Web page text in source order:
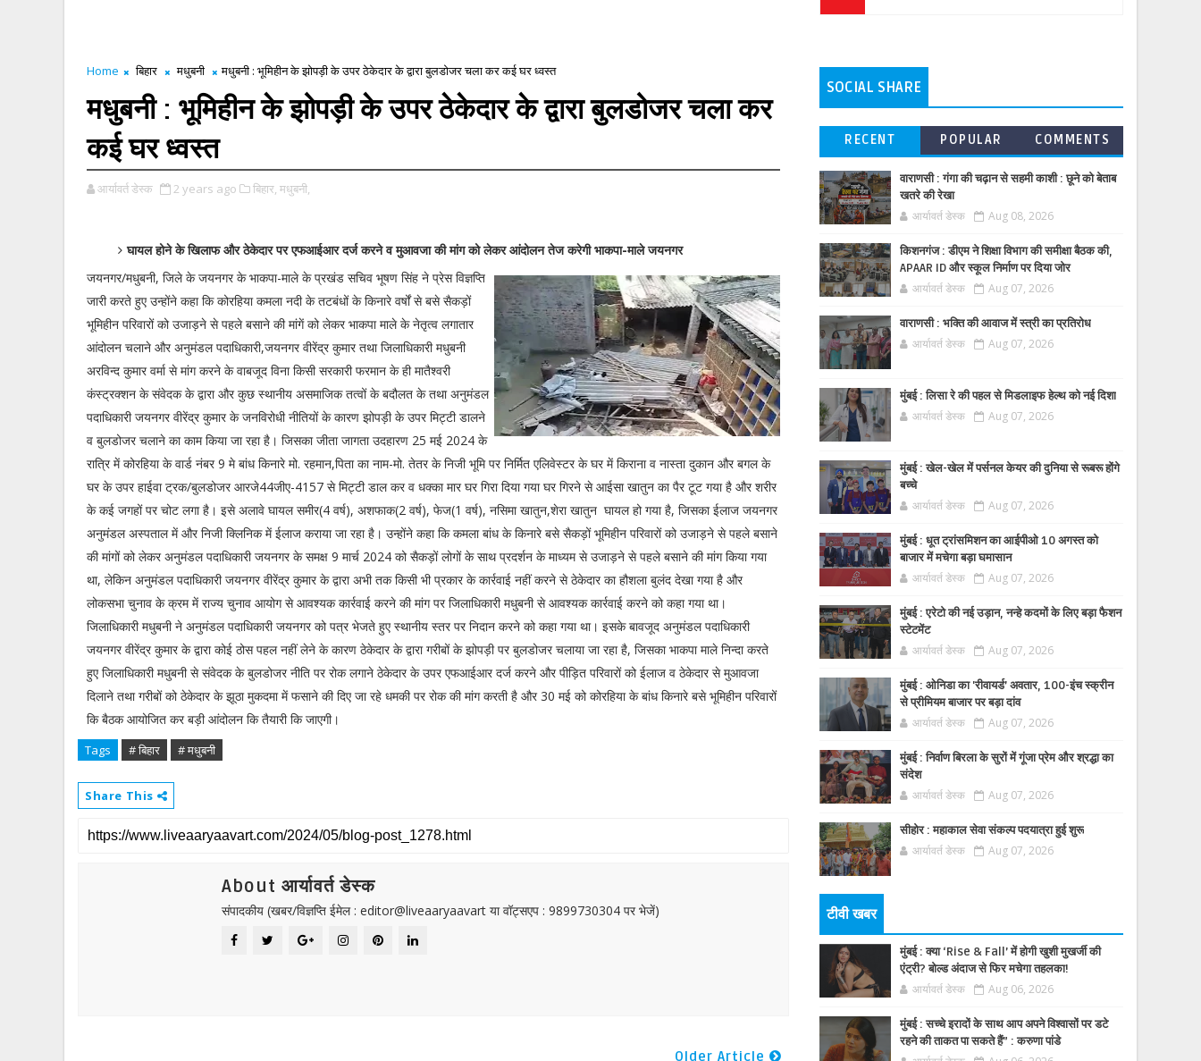
Home बिहार मधुबनी मधुबनी : भूमिहीन के झोपड़ी के उपर ठेकेदार के द्वारा बुलडोजर चला कर कई घर ध्वस्त
मधुबनी : भूमिहीन के झोपड़ी के उपर ठेकेदार के द्वारा बुलडोजर चला कर
कई घर ध्वस्त
आर्यावर्त डेस्क 2 years ago बिहार, मधुबनी,
घायल होने के खिलाफ और ठेकेदार पर एफआईआर दर्ज करने व मुआवजा की मांग को लेकर आंदोलन तेज करेगी भाकपा-माले जयनगर
जयनगर/मधुबनी, जिले के जयनगर के भाकपा-माले के प्रखंड सचिव भूषण सिंह ने प्रेस विज्ञप्ति
जारी करते हुए उन्होंने कहा कि कोरहिया कमला नदी के तटबंधों के किनारे वर्षों से बसे सैकड़ों
भूमिहीन परिवारों को उजाड़ने से पहले बसाने की मांगें को लेकर भाकपा माले के नेतृत्व लगातार
आंदोलन चलाने और अनुमंडल पदाधिकारी,जयनगर वीरेंद्र कुमार तथा जिलाधिकारी मधुबनी
अरविन्द कुमार वर्मा से मांग करने के वाबजूद विना किसी सरकारी फरमान के ही मातैश्वरी
कंस्ट्रक्शन के संवेदक के द्वारा और कुछ स्थानीय असमाजिक तत्वों के बदौलत के तथा अनुमंडल
पदाधिकारी जयनगर वीरेंद्र कुमार के जनविरोधी नीतियों के कारण झोपड़ी के उपर मिट्टी डालने
व बुलडोजर चलाने का काम किया जा रहा है। जिसका जीता जागता उदहारण 25 मई 2024 के
रात्रि में कोरहिया के वार्ड नंबर 9 मे बांध किनारे मो. रहमान,पिता का नाम-मो. तेतर के निजी भूमि पर निर्मित एलिवेस्टर के घर में किराना व नास्ता दुकान और बगल के
घर के उपर हाईवा ट्रक/बुलडोजर आरजे44जीए-4157 से मिट्टी डाल कर व धक्का मार घर गिरा दिया गया घर गिरने से आईसा खातुन का पैर टूट गया है और शरीर
के कई जगहों पर चोट लगा है। इसे अलावे घायल समीर(4 वर्ष), अशफाक(2 वर्ष), फेज(1 वर्ष), नसिमा खातुन,शेरा खातुन घायल हो गया है, जिसका ईलाज जयनगर
अनुमंडल अस्पताल में और निजी क्लिनिक में ईलाज कराया जा रहा है। उन्होंने कहा कि कमला बांध के किनारे बसे सैकड़ों भूमिहीन परिवारों को उजाड़ने से पहले बसाने
की मांगों को लेकर अनुमंडल पदाधिकारी जयनगर के समक्ष 9 मार्च 2024 को सैकड़ों लोगों के साथ प्रदर्शन के माध्यम से उजाड़ने से पहले बसाने की मांग किया गया
था, लेकिन अनुमंडल पदाधिकारी जयनगर वीरेंद्र कुमार के द्वारा अभी तक किसी भी प्रकार के कार्रवाई नहीं करने से ठेकेदार का हौशला बुलंद देखा गया है और
लोकसभा चुनाव के क्रम में राज्य चुनाव आयोग से आवश्यक कार्रवाई करने की मांग पर जिलाधिकारी मधुबनी से आवश्यक कार्रवाई करने को कहा गया था।
जिलाधिकारी मधुबनी ने अनुमंडल पदाधिकारी जयनगर को पत्र भेजते हुए स्थानीय स्तर पर निदान करने को कहा गया था। इसके बावजूद अनुमंडल पदाधिकारी
जयनगर वीरेंद्र कुमार के द्वारा कोई ठोस पहल नहीं लेने के कारण ठेकेदार के द्वारा गरीबों के झोपड़ी पर बुलडोजर चलाया जा रहा है, जिसका भाकपा माले निन्दा करते
हुए जिलाधिकारी मधुबनी से संवेदक के बुलडोजर नीति पर रोक लगाने ठेकेदार के उपर एफआईआर दर्ज करने और पीड़ित परिवारों को ईलाज व ठेकेदार से मुआवजा
दिलाने तथा गरीबों को ठेकेदार के झूठा मुकदमा में फसाने की दिए जा रहे धमकी पर रोक की मांग करती है और 30 मई को कोरहिया के बांध किनारे बसे भूमिहीन परिवारों
कि बैठक आयोजित कर बड़ी आंदोलन कि तैयारी कि जाएगी।
Tags # बिहार # मधुबनी
Share This
About आर्यावर्त डेस्क
संपादकीय (खबर/विज्ञप्ति ईमेल : editor@liveaaryaavart या वॉट्सएप : 9899730304 पर भेजें)
Older Article
SOCIAL SHARE
RECENT POPULAR COMMENTS
वाराणसी : गंगा की चढ़ान से सहमी काशी : छूने को बेताब
खतरे की रेखा
आर्यावर्त डेस्क Aug 08, 2026
किशनगंज : डीएम ने शिक्षा विभाग की समीक्षा बैठक की,
APAAR ID और स्कूल निर्माण पर दिया जोर
आर्यावर्त डेस्क Aug 07, 2026
वाराणसी : भक्ति की आवाज में स्त्री का प्रतिरोध
आर्यावर्त डेस्क Aug 07, 2026
मुंबई : लिसा रे की पहल से मिडलाइफ हेल्थ को नई दिशा
आर्यावर्त डेस्क Aug 07, 2026
मुंबई : खेल-खेल में पर्सनल केयर की दुनिया से रूबरू होंगे
बच्चे
आर्यावर्त डेस्क Aug 07, 2026
मुंबई : धूत ट्रांसमिशन का आईपीओ 10 अगस्त को
बाजार में मचेगा बड़ा घमासान
आर्यावर्त डेस्क Aug 07, 2026
मुंबई : एरेटो की नई उड़ान, नन्हे कदमों के लिए बड़ा फैशन
स्टेटमेंट
आर्यावर्त डेस्क Aug 07, 2026
मुंबई : ओनिडा का 'रीवायर्ड’ अवतार, 100-इंच स्क्रीन
से प्रीमियम बाजार पर बड़ा दांव
आर्यावर्त डेस्क Aug 07, 2026
मुंबई : निर्वाण बिरला के सुरों में गूंजा प्रेम और श्रद्धा का
संदेश
आर्यावर्त डेस्क Aug 07, 2026
सीहोर : महाकाल सेवा संकल्प पदयात्रा हुई शुरू
आर्यावर्त डेस्क Aug 07, 2026
टीवी खबर
मुंबई : क्या ‘Rise & Fall’ में होगी खुशी मुखर्जी की
एंट्री? बोल्ड अंदाज से फिर मचेगा तहलका!
आर्यावर्त डेस्क Aug 06, 2026
मुंबई : सच्चे इरादों के साथ आप अपने विश्वासों पर डटे
रहने की ताकत पा सकते हैं” : करुणा पांडे